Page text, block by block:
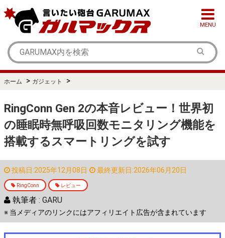
MENU
ホーム > ガジェット >
RingConn Gen 2の本音レビュー！世界初
の睡眠時無呼吸回数モニタリング機能を
搭載するスマートリングを試す
投稿日:2025年12月08日 最終更新日:2026年06月20日
RingConn レビュー
執筆者 : GARU
※ 当メディアのリンクにはアフィリエイト広告が含まれています